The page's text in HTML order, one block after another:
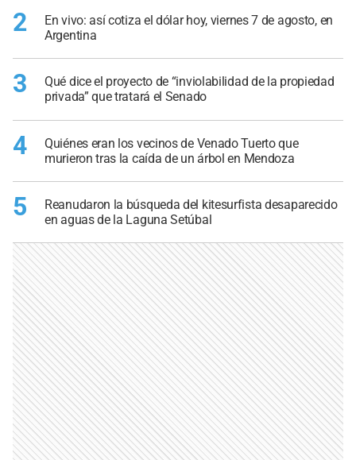
2
En vivo: así cotiza el dólar hoy, viernes 7 de agosto, en
Argentina
3
Qué dice el proyecto de “inviolabilidad de la propiedad
privada” que tratará el Senado
4
Quiénes eran los vecinos de Venado Tuerto que
murieron tras la caída de un árbol en Mendoza
5
Reanudaron la búsqueda del kitesurfista desaparecido
en aguas de la Laguna Setúbal